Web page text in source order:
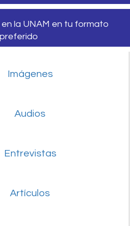
la UNAM en tu formato
preferido
Imágenes
Audios
Entrevistas
Artículos